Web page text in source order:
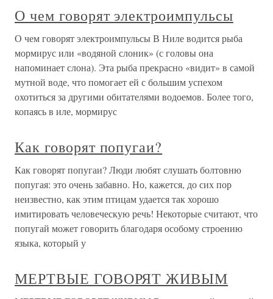
О чем говорят электроимпульсы
О чем говорят электроимпульсы В Ниле водится рыба
мормирус или «водяной слоник» (с головы она
напоминает слона). Эта рыба прекрасно «видит» в самой
мутной воде, что помогает ей с большим успехом
охотиться за другими обитателями водоемов. Более того,
копаясь в иле, мормирус
Как говорят попугаи?
Как говорят попугаи? Люди любят слушать болтовню
попугая: это очень забавно. Но, кажется, до сих пор
неизвестно, как этим птицам удается так хорошо
имитировать человеческую речь! Некоторые считают, что
попугай может говорить благодаря особому строению
языка, который у
МЕРТВЫЕ ГОВОРЯТ ЖИВЫМ